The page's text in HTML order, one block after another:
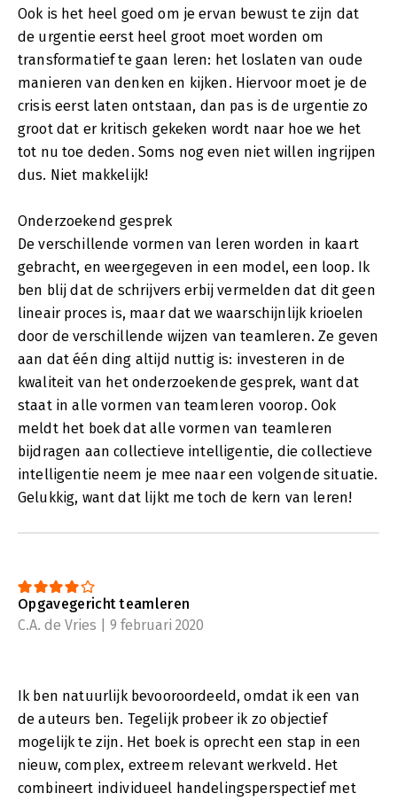
Ook is het heel goed om je ervan bewust te zijn dat
de urgentie eerst heel groot moet worden om
transformatief te gaan leren: het loslaten van oude
manieren van denken en kijken. Hiervoor moet je de
crisis eerst laten ontstaan, dan pas is de urgentie zo
groot dat er kritisch gekeken wordt naar hoe we het
tot nu toe deden. Soms nog even niet willen ingrijpen
dus. Niet makkelijk!
Onderzoekend gesprek
De verschillende vormen van leren worden in kaart
gebracht, en weergegeven in een model, een loop. Ik
ben blij dat de schrijvers erbij vermelden dat dit geen
lineair proces is, maar dat we waarschijnlijk krioelen
door de verschillende wijzen van teamleren. Ze geven
aan dat één ding altijd nuttig is: investeren in de
kwaliteit van het onderzoekende gesprek, want dat
staat in alle vormen van teamleren voorop. Ook
meldt het boek dat alle vormen van teamleren
bijdragen aan collectieve intelligentie, die collectieve
intelligentie neem je mee naar een volgende situatie.
Gelukkig, want dat lijkt me toch de kern van leren!
Opgavegericht teamleren
C.A. de Vries | 9 februari 2020
Ik ben natuurlijk bevooroordeeld, omdat ik een van
de auteurs ben. Tegelijk probeer ik zo objectief
mogelijk te zijn. Het boek is oprecht een stap in een
nieuw, complex, extreem relevant werkveld. Het
combineert individueel handelingsperspectief met